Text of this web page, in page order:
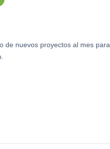
de nuevos proyectos al mes para